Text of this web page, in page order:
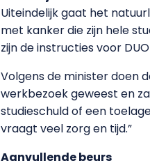
Uiteindelijk gaat het
met kanker die zijn hele
zijn de instructies voor
Volgens de minister doen
werkbezoek geweest en
studieschuld of een
vraagt veel zorg en tijd.”
Aanvullende beurs